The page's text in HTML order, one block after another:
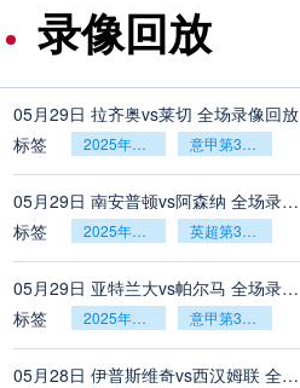
录像回放
05月29日 拉齐奥vs莱切 全场录像回放
标签
2025年5月26日 意甲第38轮
05月29日 南安普顿vs阿森纳 全场录像回放
标签
2025年5月26日 英超第38轮
05月29日 亚特兰大vs帕尔马 全场录像回放
标签
2025年5月26日 意甲第38轮
05月28日 伊普斯维奇vs西汉姆联 全场录像回放